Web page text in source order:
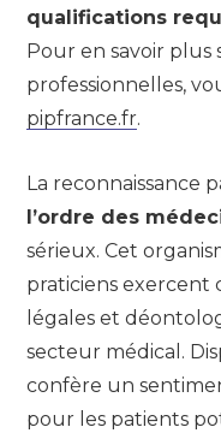
qualifications
Pour en savoir plus
professionnelles,
pipfrance.fr.
La reconnaissance
l’ordre des
sérieux. Cet
praticiens exercent
légales et
secteur médical.
confère un
pour les patients